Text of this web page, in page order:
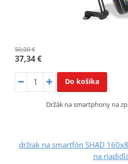
50,00 €
37,34 €
Do košíka
Držák na smartphony na
držiak na smartfón SHAD
na